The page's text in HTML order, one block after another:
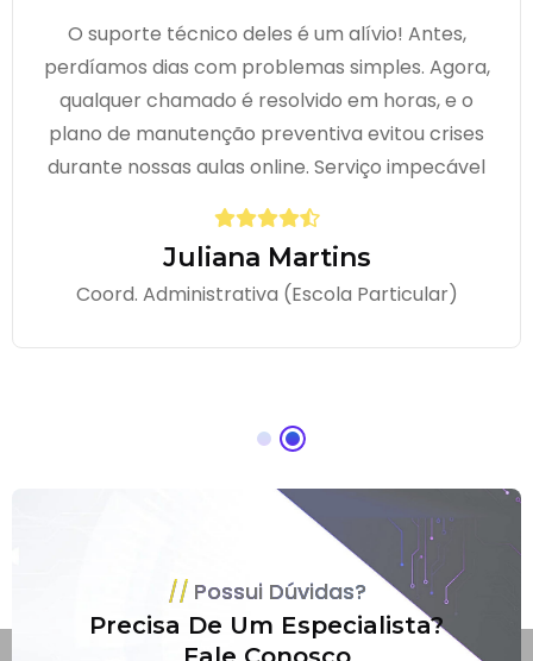
O suporte técnico deles é um alívio! Antes,
perdíamos dias com problemas simples. Agora,
qualquer chamado é resolvido em horas, e o
plano de manutenção preventiva evitou crises
durante nossas aulas online. Serviço impecável
Juliana Martins
Coord. Administrativa (Escola Particular)
Possui Dúvidas?
Precisa De Um Especialista?